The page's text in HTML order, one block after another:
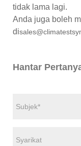
tidak lama lagi.
Anda juga boleh
di
Hantar